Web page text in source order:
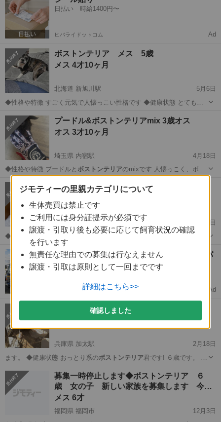
日払い 時給1400円〜
ヒバライドットコム Ad
ボストンテリア メス 5歳
メス 4才10ヶ月
北海道 新旭川駅
5月6日
◆性格や特徴 すごく元気で人懐っこい性格です ◆健康状態 とても健
◆その他 多少の吠えあります ペットゲージ、給水機等嫌でなければそ
のままお渡し可能にな...
北海道 旭川市 新旭川駅 ボストンテリア
プードル&ボストンテリアmix 3歳オス
オス 3才10ヶ月
埼玉県 内宿駅
4月18日
◆性格や特徴 プードルと ボストンテリアのmixです 人懐っこく、ボー
ル遊…
埼玉
ボストンテリア7歳メス
メス 7才
大阪府 岡田浦駅
3月5日
◆性格や特徴 人懐っこくておとなしい性格のドゥルちゃん ◆健康状態
現段階では良好。 簡単な健康診断済み 飼い主さん不在確認済み。 ◆
その他 最後までしっかり読んで、全て納得、理解した上ご連絡お待ち
しております。 里親...
大阪 泉南市 岡田浦駅 その他
【未経験OK🚚】月収30万↑中型免許ドライバ
ー募集
ドライバーダイレクト Ad
ボストンテリアの男の子です
オス 6才6ヶ月
兵庫県 加太駅
2月18日
ます。 ◆健康状態 おっとり系のボストンテリア君です! ６歳です。 健
兵庫 南あわじ市 加太駅 その他 ボストンテリア
募集一時停止します◆ボストンテリア ６
歳 女の子 新しい家族を募集します 今
ま…
メス 6才
福岡県 福岡市
12月3日
ジモティーの里親カテゴリについて
生体売買は禁止です
ご利用には身分証提示が必須です
譲渡・引取り後も必要に応じて飼育状況の確認
を行います
無責任な理由での募集は行なえません
譲渡・引取は原則として一回までです
詳細はこちら>>
確認しました